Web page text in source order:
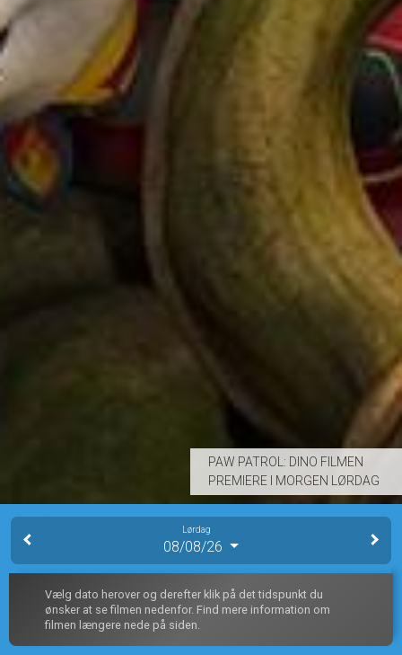
PAW PATROL: DINO FILMEN
PREMIERE I MORGEN LØRDAG
Lørdag
08/08/26
Vælg dato herover og derefter klik på det tidspunkt du
ønsker at se filmen nedenfor. Find mere information om
filmen længere nede på siden.